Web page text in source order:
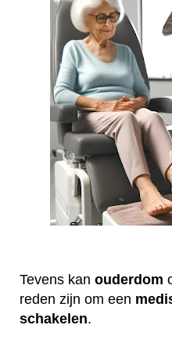
Tevens kan ouderdom
reden zijn om een
schakelen.